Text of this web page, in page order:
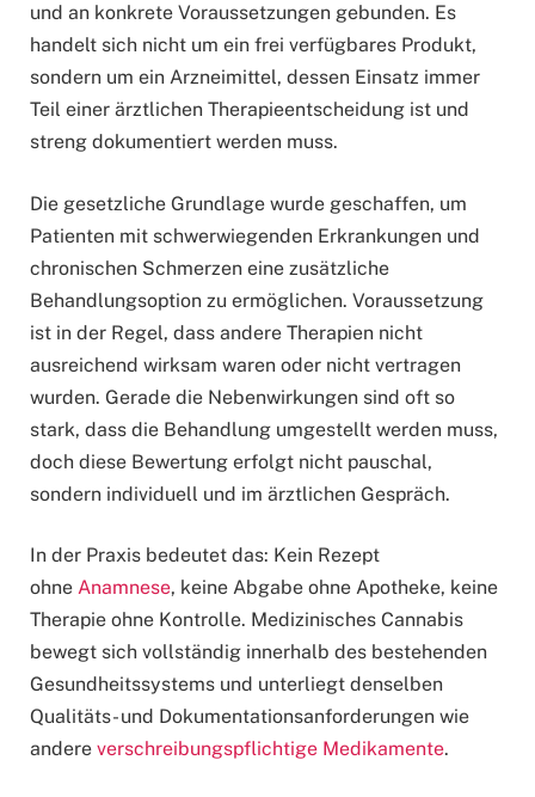
und an konkrete Voraussetzungen gebunden. Es
handelt sich nicht um ein frei verfügbares Produkt,
sondern um ein Arzneimittel, dessen Einsatz immer
Teil einer ärztlichen Therapieentscheidung ist und
streng dokumentiert werden muss.
Die gesetzliche Grundlage wurde geschaffen, um
Patienten mit schwerwiegenden Erkrankungen und
chronischen Schmerzen eine zusätzliche
Behandlungsoption zu ermöglichen. Voraussetzung
ist in der Regel, dass andere Therapien nicht
ausreichend wirksam waren oder nicht vertragen
wurden. Gerade die Nebenwirkungen sind oft so
stark, dass die Behandlung umgestellt werden muss,
doch diese Bewertung erfolgt nicht pauschal,
sondern individuell und im ärztlichen Gespräch.
In der Praxis bedeutet das: Kein Rezept
ohne Anamnese, keine Abgabe ohne Apotheke, keine
Therapie ohne Kontrolle. Medizinisches Cannabis
bewegt sich vollständig innerhalb des bestehenden
Gesundheitssystems und unterliegt denselben
Qualitäts- und Dokumentationsanforderungen wie
andere verschreibungspflichtige Medikamente.